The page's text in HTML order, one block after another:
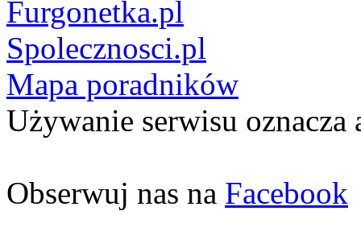
Furgonetka.pl
Spolecznosci.pl
Mapa poradników
Używanie serwisu oznacza
Obserwuj nas na Facebook